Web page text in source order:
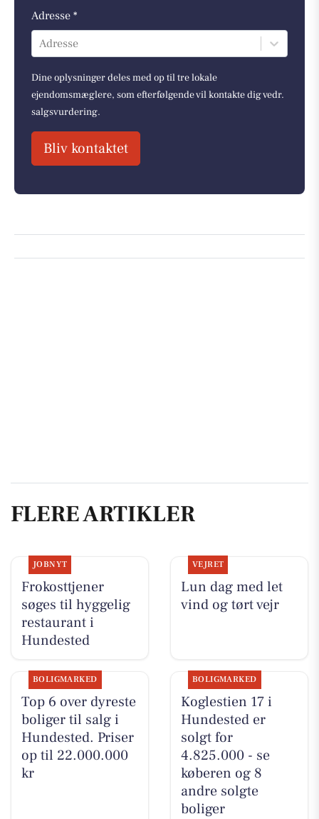
Adresse *
Adresse
Dine oplysninger deles med op til tre lokale
ejendomsmæglere, som efterfølgende vil kontakte dig vedr.
salgsvurdering.
Bliv kontaktet
FLERE ARTIKLER
JOBNYT
Frokosttjener
søges til hyggelig
restaurant i
Hundested
VEJRET
Lun dag med let
vind og tørt vejr
BOLIGMARKED
Top 6 over dyreste
boliger til salg i
Hundested. Priser
op til 22.000.000
kr
BOLIGMARKED
Koglestien 17 i
Hundested er
solgt for
4.825.000 - se
køberen og 8
andre solgte
boliger